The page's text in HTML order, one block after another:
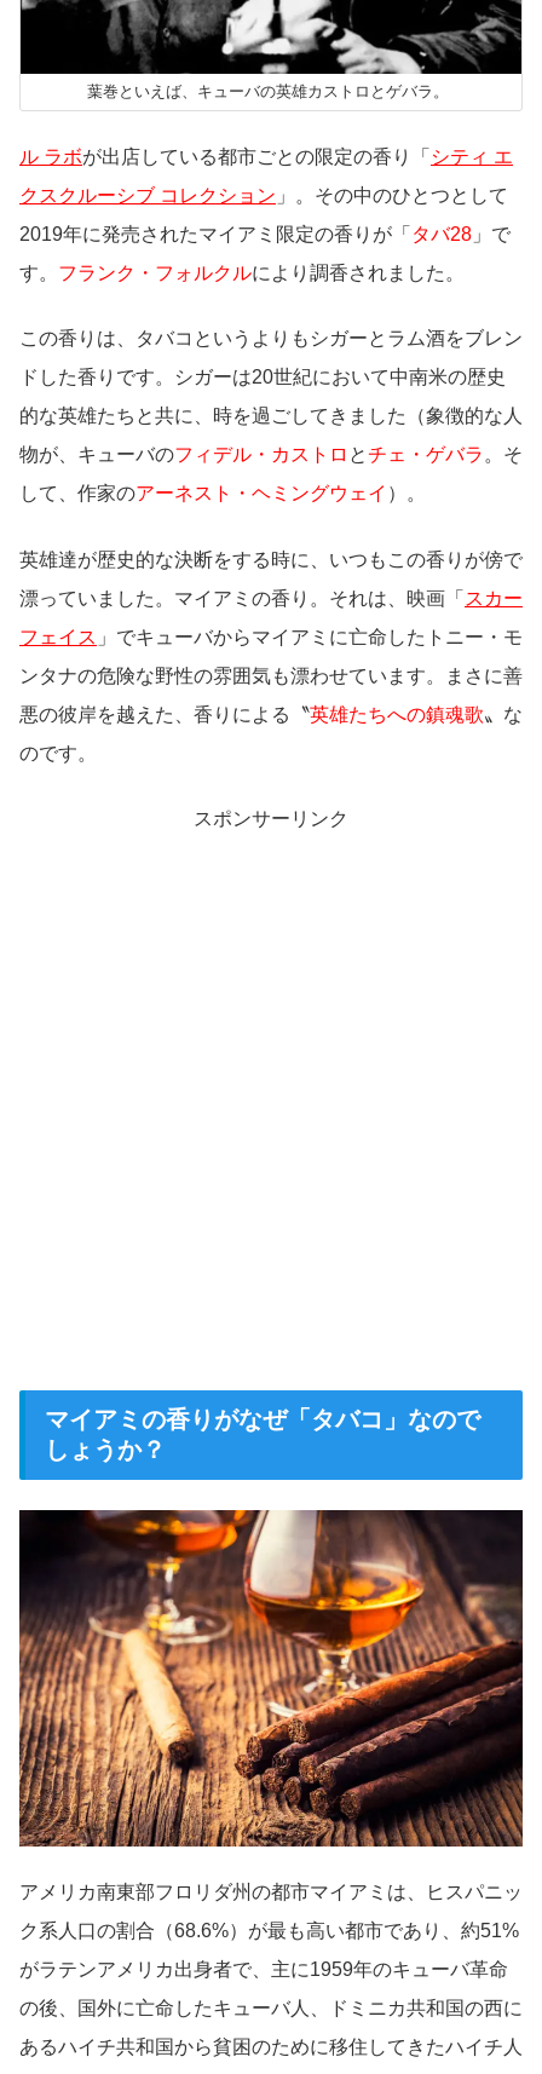
葉巻といえば、キューバの英雄カストロとゲバラ。
ル ラボが出店している都市ごとの限定の香り「 シティ エ
クスクルーシブ コレクション 」。その中のひとつとして
2019年に発売されたマイアミ限定の香りが「 タバ28 」で
す。 フランク・フォルクルにより調香されました。
この香りは、タバコというよりもシガーとラム酒をブレン
ドした香りです。シガーは20世紀において中南米の歴史
的な英雄たちと共に、時を過ごしてきました（象徴的な人
物が、キューバのフィデル・カストロ とチェ・ゲバラ 。そ
して、作家のアーネスト・ヘミングウェイ ）。
英雄達が歴史的な決断をする時に、いつもこの香りが傍で
漂っていました。マイアミの香り。それは、映画「 スカー
フェイス 」でキューバからマイアミに亡命したトニー・モ
ンタナの危険な野性の雰囲気も漂わせています。まさに善
悪の彼岸を越えた、香りによる〝英雄たちへの鎮魂歌〟な
のです。
スポンサーリンク
マイアミの香りがなぜ「タバコ」なので
しょうか？
アメリカ南東部フロリダ州の都市マイアミは、ヒスパニッ
ク系人口の割合（68.6%）が最も高い都市であり、約51%
がラテンアメリカ出身者で、主に1959年のキューバ革命
の後、国外に亡命したキューバ人、ドミニカ共和国の西に
あるハイチ共和国から貧困のために移住してきたハイチ人